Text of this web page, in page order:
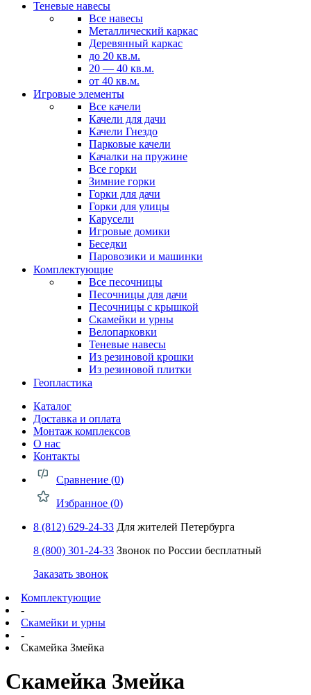
Теневые навесы
Все навесы
Металлический каркас
Деревянный каркас
до 20 кв.м.
20 — 40 кв.м.
от 40 кв.м.
Игровые элементы
Все качели
Качели для дачи
Качели Гнездо
Парковые качели
Качалки на пружине
Все горки
Зимние горки
Горки для дачи
Горки для улицы
Карусели
Игровые домики
Беседки
Паровозики и машинки
Комплектующие
Все песочницы
Песочницы для дачи
Песочницы с крышкой
Скамейки и урны
Велопарковки
Теневые навесы
Из резиновой крошки
Из резиновой плитки
Геопластика
Каталог
Доставка и оплата
Монтаж комплексов
О нас
Контакты
Сравнение (0)
Избранное (0)
8 (812) 629-24-33 Для жителей Петербурга
8 (800) 301-24-33 Звонок по России бесплатный
Заказать звонок
Комплектующие
-
Скамейки и урны
-
Скамейка Змейка
Скамейка Змейка